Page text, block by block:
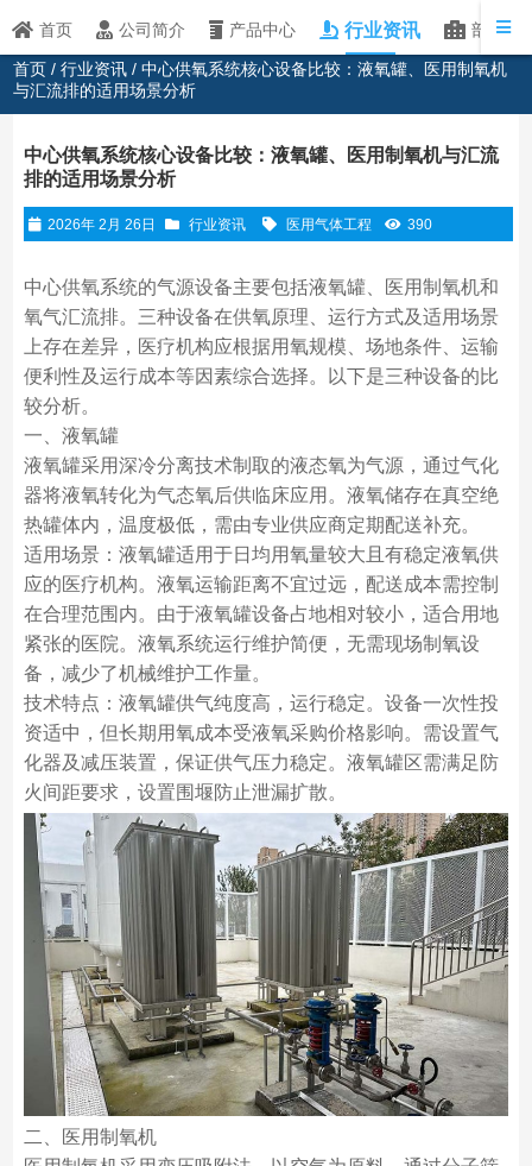
首页 公司简介 产品中心 行业资讯 部分客
首页 /行业资讯 / 中心供氧系统核心设备比较：液氧罐、医用制氧机
与汇流排的适用场景分析
中心供氧系统核心设备比较：液氧罐、医用制氧机与汇流
排的适用场景分析
2026年 2月 26日 行业资讯 医用气体工程 390
中心供氧系统的气源设备主要包括液氧罐、医用制氧机和
氧气汇流排。三种设备在供氧原理、运行方式及适用场景
上存在差异，医疗机构应根据用氧规模、场地条件、运输
便利性及运行成本等因素综合选择。以下是三种设备的比
较分析。
一、液氧罐
液氧罐采用深冷分离技术制取的液态氧为气源，通过气化
器将液氧转化为气态氧后供临床应用。液氧储存在真空绝
热罐体内，温度极低，需由专业供应商定期配送补充。
适用场景：液氧罐适用于日均用氧量较大且有稳定液氧供
应的医疗机构。液氧运输距离不宜过远，配送成本需控制
在合理范围内。由于液氧罐设备占地相对较小，适合用地
紧张的医院。液氧系统运行维护简便，无需现场制氧设
备，减少了机械维护工作量。
技术特点：液氧罐供气纯度高，运行稳定。设备一次性投
资适中，但长期用氧成本受液氧采购价格影响。需设置气
化器及减压装置，保证供气压力稳定。液氧罐区需满足防
火间距要求，设置围堰防止泄漏扩散。
二、医用制氧机